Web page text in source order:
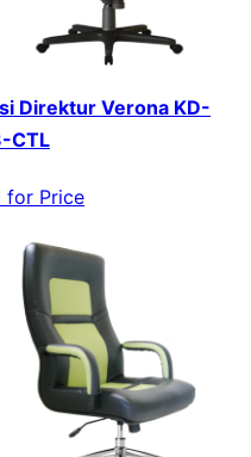
Direktur Verona KD-
CTL
for Price